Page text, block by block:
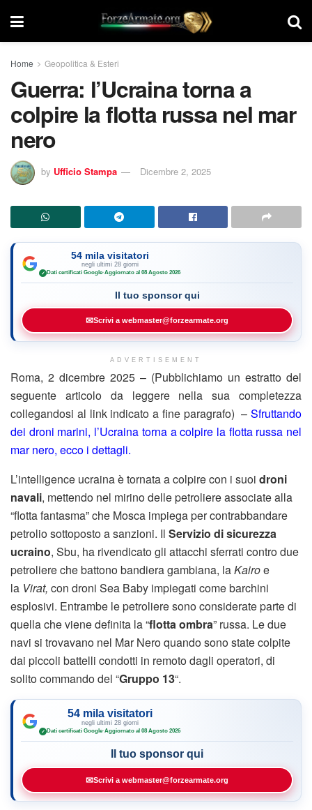
Home Geopolitica & Esteri
Guerra: l’Ucraina torna a
colpire la flotta russa nel mar
nero
by Ufficio Stampa Dicembre 2, 2025
54 mila visitatori
negli ultimi 28 giorni
✓ Dati certificati Google·Aggiornato al 08 Agosto 2026
Il tuo sponsor qui
✉Scrivi a webmaster@forzearmate.org
ADVERTISEMENT
Roma, 2 dicembre 2025 – (Pubblichiamo un estratto del
seguente articolo da leggere nella sua completezza
collegandosi al link indicato a fine paragrafo) – Sfruttando
dei droni marini, l’Ucraina torna a colpire la flotta russa nel
mar nero, ecco i dettagli.
L’intelligence ucraina è tornata a colpire con i suoi droni
navali, mettendo nel mirino delle petroliere associate alla
“flotta fantasma” che Mosca impiega per contrabbandare
petrolio sottoposto a sanzioni. Il Servizio di sicurezza
ucraino, Sbu, ha rivendicato gli attacchi sferrati contro due
petroliere che battono bandiera gambiana, laKairoe
la Virat, con droni Sea Baby impiegati come barchini
esplosivi. Entrambe le petroliere sono considerate parte di
quella che viene definita la “flotta ombra” russa. Le due
navi si trovavano nel Mar Nero quando sono state colpite
dai piccoli battelli condotti in remoto dagli operatori, di
solito commando del “Gruppo 13“.
54 mila visitatori
negli ultimi 28 giorni
✓ Dati certificati Google·Aggiornato al 08 Agosto 2026
Il tuo sponsor qui
✉Scrivi a webmaster@forzearmate.org